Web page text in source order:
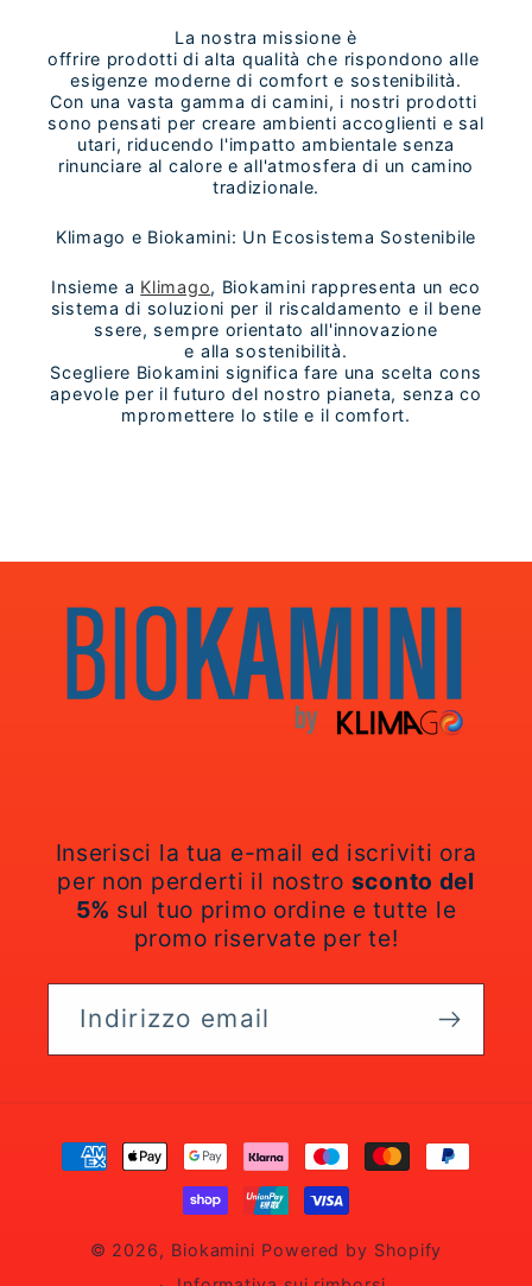
La nostra missione è
offrire prodotti di alta qualità che rispondono alle
esigenze moderne di comfort e sostenibilità.
Con una vasta gamma di camini, i nostri prodotti
sono pensati per creare ambienti accoglienti e sal
utari, riducendo l'impatto ambientale senza
rinunciare al calore e all'atmosfera di un camino
tradizionale.
Klimago e Biokamini: Un Ecosistema Sostenibile
Insieme a Klimago, Biokamini rappresenta un eco
sistema di soluzioni per il riscaldamento e il bene
ssere, sempre orientato all'innovazione
e alla sostenibilità.
Scegliere Biokamini significa fare una scelta cons
apevole per il futuro del nostro pianeta, senza co
mpromettere lo stile e il comfort.
Inserisci la tua e-mail ed iscriviti ora
per non perderti il nostro sconto del
5% sul tuo primo ordine e tutte le
promo riservate per te!
Indirizzo email
Metodi
di
pagamento
© 2026, Biokamini Powered by Shopify